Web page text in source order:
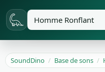
SoundDino / Base de sons /